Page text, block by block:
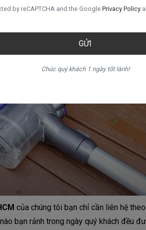
by reCAPTCHA and the Google Privacy Policy
GỬI
Chúc quý khách 1 ngày tốt lành!
của chúng tôi bạn chỉ cần liên hệ
bạn rảnh trong ngày quý khách đều